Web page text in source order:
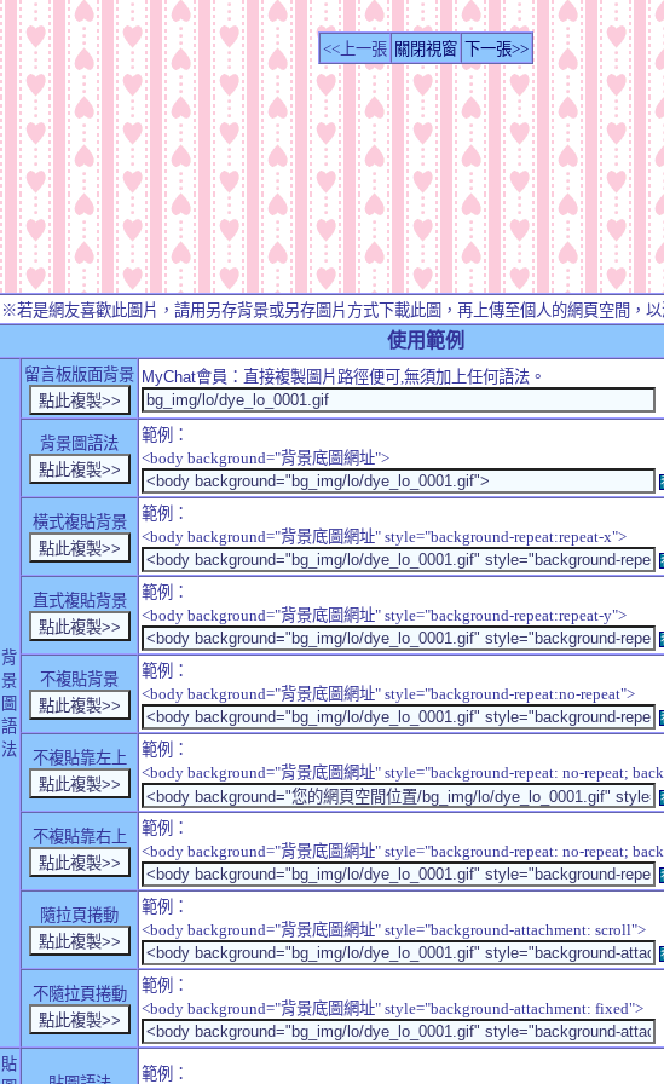
<<上一張 關閉視窗 下一張>>
※若是網友喜歡此圖片，請用另存背景或另存圖片方式下載此圖，再上傳至個人的網頁空間，以
使用範例
背
景
圖
語
法
留言板版面背景 MyChat會員：直接複製圖片路徑便可,無須加上任何語法。
背景圖語法
範例：
<body background="背景底圖網址">
橫式複貼背景
範例：
<body background="背景底圖網址" style="background-repeat:repeat-x">
直式複貼背景
範例：
<body background="背景底圖網址" style="background-repeat:repeat-y">
不複貼背景
範例：
<body background="背景底圖網址" style="background-repeat:no-repeat">
不複貼靠左上
範例：
<body background="背景底圖網址" style="background-repeat: no-repeat;
不複貼靠右上
範例：
<body background="背景底圖網址" style="background-repeat: no-repeat;
隨拉頁捲動
範例：
<body background="背景底圖網址" style="background-attachment: scroll">
不隨拉頁捲動
範例：
<body background="背景底圖網址" style="background-attachment: fixed">
貼
範例：